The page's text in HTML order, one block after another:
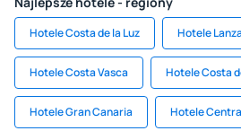
Hotele Costa de la Luz Hotele
Hotele Costa Vasca Hotele Costa
Hotele Gran Canaria Hotele